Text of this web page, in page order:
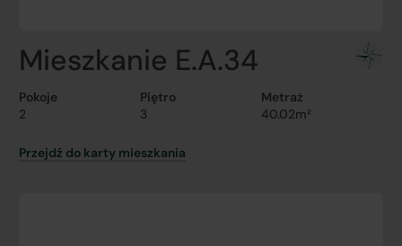
Mieszkanie E.A.34
Pokoje
2
Piętro
3
Metraż
40.02m²
Przejdź do karty mieszkania